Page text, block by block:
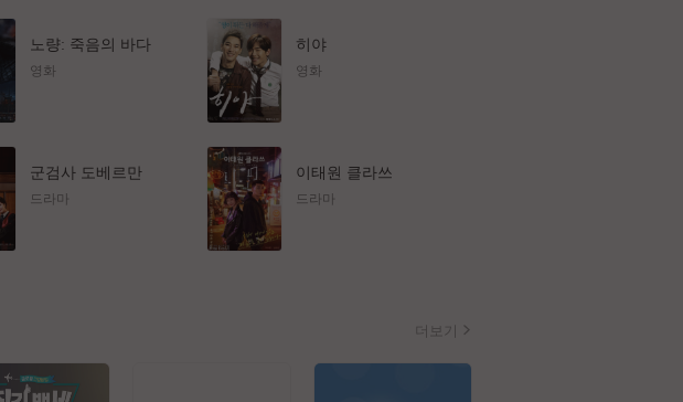
노량: 죽음의 바다
영화
히야
영화
군검사 도베르만
드라마
이태원 클라쓰
드라마
더보기